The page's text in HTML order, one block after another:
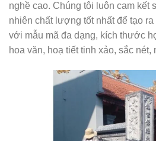
nghề cao. Chúng tôi luôn cam kết
nhiên chất lượng tốt nhất để tạo
với mẫu mã đa dạng, kích thước
hoa văn, hoạ tiết tinh xảo, sắc